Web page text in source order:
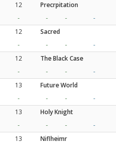
12
Precrpitation
-
- - -
12
Sacred
-
- - -
12
The Black Case
-
- - -
13
Future World
-
- - -
13
Holy Knight
-
- - -
13
Niflheimr